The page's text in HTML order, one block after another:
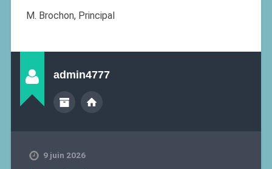
M. Brochon, Principal
admin4777
9 juin 2026